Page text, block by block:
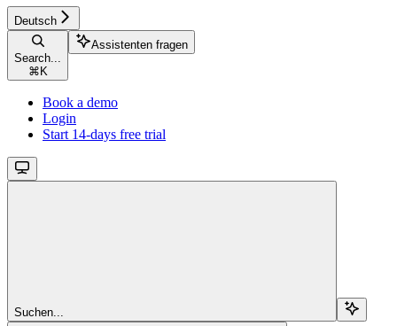
Deutsch
Search...
⌘ K
Assistenten fragen
Book a demo
Login
Start 14-days free trial
Suchen...